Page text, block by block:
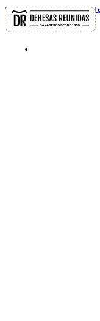
Saltar al contenido principalSaltar al